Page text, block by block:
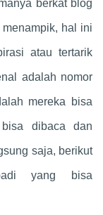
berkat blog
hal ini
atau tertarik
adalah nomor
mereka bisa
dibaca dan
saja, berikut
yang bisa